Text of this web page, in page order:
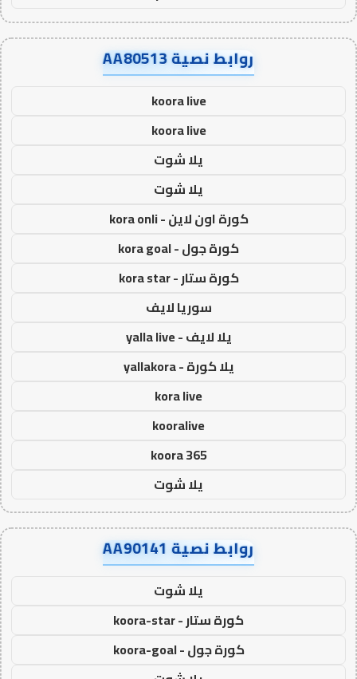
روابط نصية AA80513
koora live
koora live
يلا شوت
يلا شوت
كورة اون لاين - kora onli
كورة جول - kora goal
كورة ستار - kora star
سوريا لايف
يلا لايف - yalla live
يلا كورة - yallakora
kora live
kooralive
koora 365
يلا شوت
روابط نصية AA90141
يلا شوت
كورة ستار - koora-star
كورة جول - koora-goal